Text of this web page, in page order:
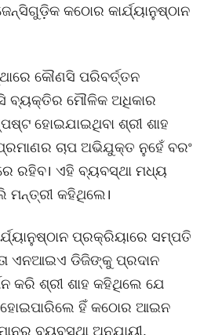
କଠୋର କାର୍ଯ୍ୟାନୁଷ୍ଠାନ
କୌଣସି ପରିବର୍ତ୍ତନ
ବ୍ୟକ୍ତିର ମୌଳିକ ଅଧିକାର
ହୋଇଯାଇଥିବା ଶ୍ରୀ ଶାହ
ଚାପ ଅଭିଯୁକ୍ତ ନୁହେଁ ବରଂ
ରହିବ। ଏହି ବ୍ୟବସ୍ଥା ମଧ୍ୟ
ମନ୍ତ୍ରୀ କହିଥିଲେ।
ପ୍ରକ୍ରିୟାରେ ସମ୍ପତି
ଏନଆଇଏ ଡିଜିଙ୍କୁ ପ୍ରଦାନ
କରି ଶ୍ରୀ ଶାହ କହିଥିଲେ ଯେ
ହୋଇପାରିଲେ ହିଁ କଠୋର ଆଇନ
ବ୍ୟବସ୍ଥା ଅନୁଯାୟୀ,